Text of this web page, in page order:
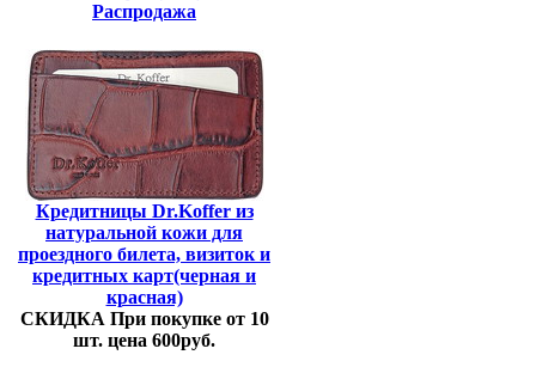
Распродажа
Кредитницы Dr.Koffer из
натуральной кожи для
проездного билета, визиток и
кредитных карт(черная и
красная)
СКИДКА При покупке от 10
шт. цена 600руб.